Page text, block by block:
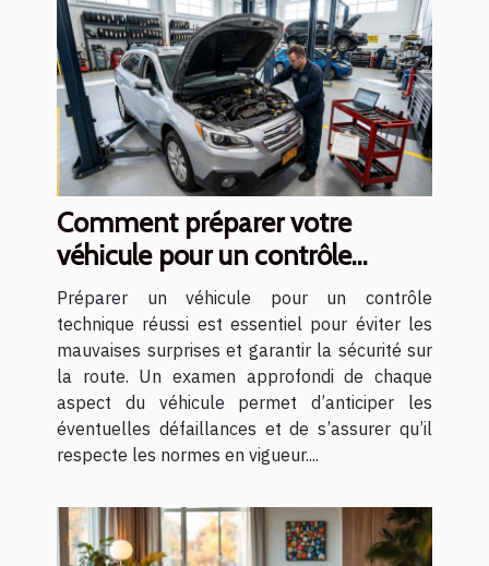
Comment préparer votre
véhicule pour un contrôle
technique réussi ?
Préparer un véhicule pour un contrôle
technique réussi est essentiel pour éviter les
mauvaises surprises et garantir la sécurité sur
la route. Un examen approfondi de chaque
aspect du véhicule permet d’anticiper les
éventuelles défaillances et de s’assurer qu’il
respecte les normes en vigueur....